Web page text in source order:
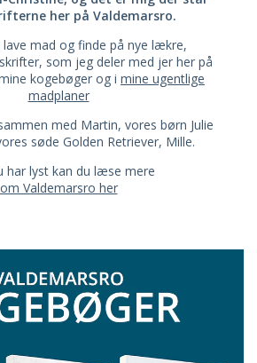
her på Valdemarsro.
lave mad og finde på nye lækre,
som jeg deler med jer her på
kogebøger og i mine ugentlige
madplaner
med Martin, vores børn Julie
søde Golden Retriever, Mille.
har lyst kan du læse mere
om Valdemarsro her